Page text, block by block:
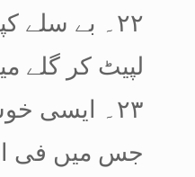
۲۲۔ بے سلے
لپیٹ کر گلے
۲۳۔ ایسی
جس میں فی